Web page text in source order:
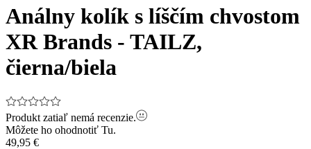
of
8
Análny kolík s líščím chvostom
XR Brands - TAILZ,
čierna/biela
Produkt zatiaľ nemá recenzie.
Môžete ho ohodnotiť Tu.
49,95 €